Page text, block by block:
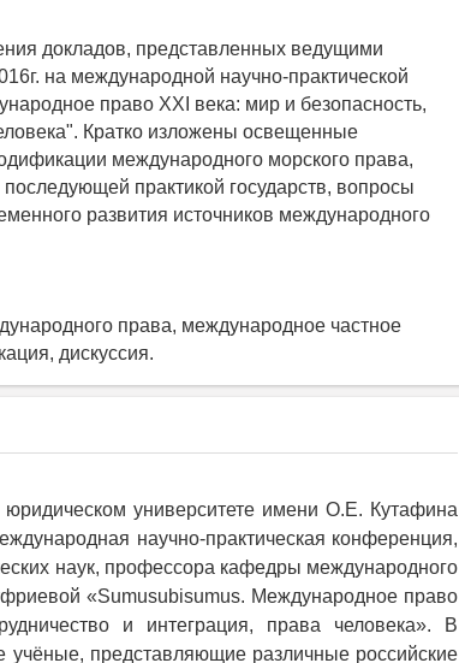
докладов, представленных ведущими
на международной научно-практической
право XXI века: мир и безопасность,
Кратко изложены освещенные
международного морского права,
практикой государств, вопросы
развития источников международного
права, международное частное
дискуссия.
юридическом университете имени О.Е. Кутафина
научно-практическая конференция,
наук, профессора кафедры международного
«Sumusubisumus. Международное право
и интеграция, права человека». В
учёные, представляющие различные российские